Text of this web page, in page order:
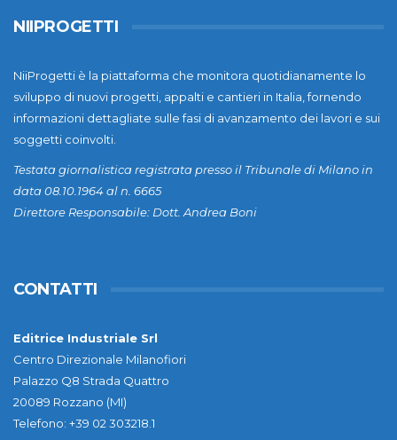
NIIPROGETTI
NiiProgetti è la piattaforma che monitora quotidianamente lo
sviluppo di nuovi progetti, appalti e cantieri in Italia, fornendo
informazioni dettagliate sulle fasi di avanzamento dei lavori e sui
soggetti coinvolti.
Testata giornalistica registrata presso il Tribunale di Milano in
data 08.10.1964 al n. 6665
Direttore Responsabile: Dott. Andrea Boni
CONTATTI
Editrice Industriale Srl
Centro Direzionale Milanofiori
Palazzo Q8 Strada Quattro
20089 Rozzano (MI)
Telefono: +39 02 303218.1